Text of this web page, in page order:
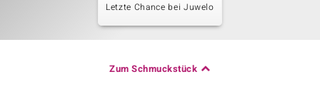
Letzte Chance bei Juwelo
Zum Schmuckstück